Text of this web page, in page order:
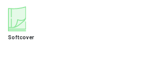
Softcover